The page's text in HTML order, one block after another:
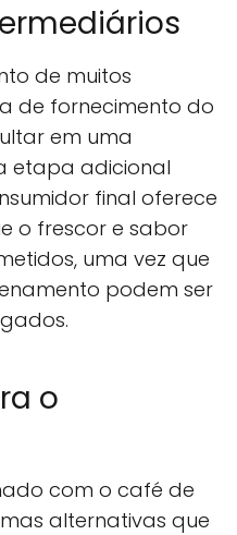
de muitos
de fornecimento do
em uma
etapa adicional
final oferece
o frescor e sabor
uma vez que
podem ser
o
com o café de
alternativas que